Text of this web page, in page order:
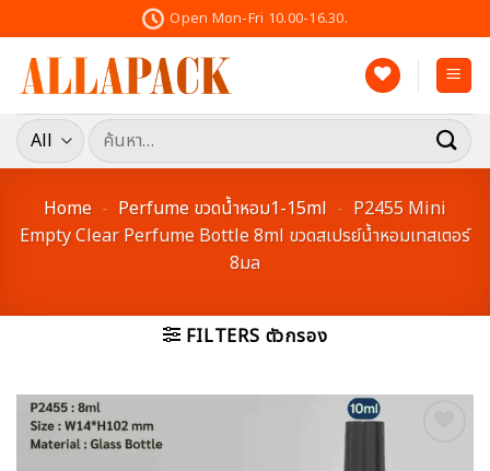
to
content
Open Mon-Fri 10.00-16.30.
ค้นหา:
Home - Perfume ขวดน้ำหอม1-15ml - P2455 Mini
Empty Clear Perfume Bottle 8ml ขวดสเปรย์น้ำหอมเทสเตอร์
8มล
FILTERS ตัวกรอง